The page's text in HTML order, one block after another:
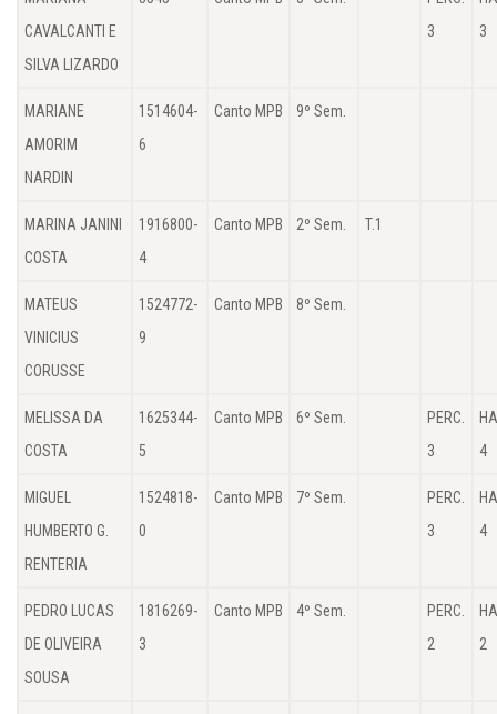
CAVALCANTI E
SILVA LIZARDO
3
3
MARIANE
AMORIM
NARDIN
1514604-
6
Canto MPB 9º Sem.
MARINA JANINI
COSTA
1916800-
4
Canto MPB 2º Sem. T.1
MATEUS
VINICIUS
CORUSSE
1524772-
9
Canto MPB 8º Sem.
MELISSA DA
COSTA
1625344-
5
Canto MPB 6º Sem.
PERC.
3
4
MIGUEL
HUMBERTO G.
RENTERIA
1524818-
0
Canto MPB 7º Sem.
PERC.
3
4
PEDRO LUCAS
DE OLIVEIRA
SOUSA
1816269-
3
Canto MPB 4º Sem.
PERC.
2
2